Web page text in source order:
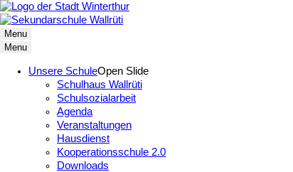
Menu
Menu
Unsere SchuleOpen Slide
Schulhaus Wallrüti
Schulsozialarbeit
Agenda
Veranstaltungen
Hausdienst
Kooperationsschule 2.0
Downloads